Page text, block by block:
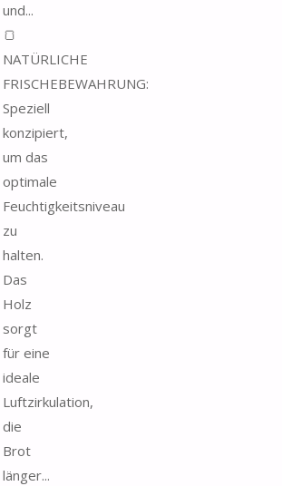
und...
🍞
NATÜRLICHE
FRISCHEBEWAHRUNG:
Speziell
konzipiert,
um das
optimale
Feuchtigkeitsniveau
zu
halten.
Das
Holz
sorgt
für eine
ideale
Luftzirkulation,
die
Brot
länger...